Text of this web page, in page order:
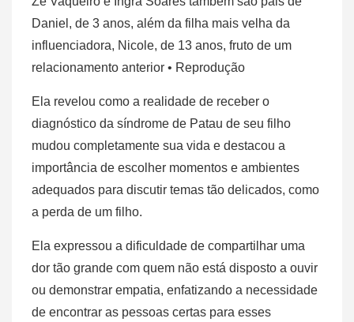
Daniel, de 3 anos, além da filha mais velha da
influenciadora, Nicole, de 13 anos, fruto de um
relacionamento anterior • Reprodução
Ela revelou como a realidade de receber o
diagnóstico da síndrome de Patau de seu filho
mudou completamente sua vida e destacou a
importância de escolher momentos e ambientes
adequados para discutir temas tão delicados, como
a perda de um filho.
Ela expressou a dificuldade de compartilhar uma
dor tão grande com quem não está disposto a ouvir
ou demonstrar empatia, enfatizando a necessidade
de encontrar as pessoas certas para esses